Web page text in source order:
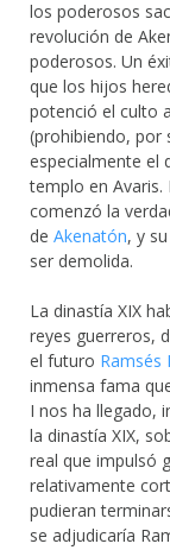
los poderosos
revolución de
poderosos. Un
que los hijos
potenció el culto
(prohibiendo, por
especialmente el
templo en Avaris.
comenzó la
de Akenatón, y
ser demolida.
La dinastía XIX
reyes guerreros,
el futuro Ramsés
inmensa fama
I nos ha llegado,
la dinastía XIX,
real que impulsó
relativamente
pudieran
se adjudicaría